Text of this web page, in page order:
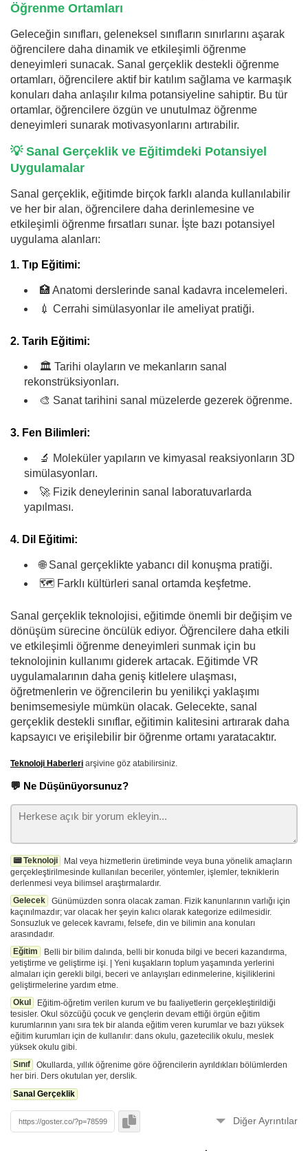
Öğrenme Ortamları
Geleceğin sınıfları, geleneksel sınıfların sınırlarını aşarak
öğrencilere daha dinamik ve etkileşimli öğrenme
deneyimleri sunacak. Sanal gerçeklik destekli öğrenme
ortamları, öğrencilere aktif bir katılım sağlama ve karmaşık
konuları daha anlaşılır kılma potansiyeline sahiptir. Bu tür
ortamlar, öğrencilere özgün ve unutulmaz öğrenme
deneyimleri sunarak motivasyonlarını artırabilir.
💡 Sanal Gerçeklik ve Eğitimdeki Potansiyel
Uygulamalar
Sanal gerçeklik, eğitimde birçok farklı alanda kullanılabilir
ve her bir alan, öğrencilere daha derinlemesine ve
etkileşimli öğrenme fırsatları sunar. İşte bazı potansiyel
uygulama alanları:
1. Tıp Eğitimi:
🏥 Anatomi derslerinde sanal kadavra incelemeleri.
💉 Cerrahi simülasyonlar ile ameliyat pratiği.
2. Tarih Eğitimi:
🏛️ Tarihi olayların ve mekanların sanal
rekonstrüksiyonları.
🎨 Sanat tarihini sanal müzelerde gezerek öğrenme.
3. Fen Bilimleri:
🔬 Moleküler yapıların ve kimyasal reaksiyonların 3D
simülasyonları.
🚀 Fizik deneylerinin sanal laboratuvarlarda
yapılması.
4. Dil Eğitimi:
🌐 Sanal gerçeklikte yabancı dil konuşma pratiği.
🗺️ Farklı kültürleri sanal ortamda keşfetme.
Sanal gerçeklik teknolojisi, eğitimde önemli bir değişim ve
dönüşüm sürecine öncülük ediyor. Öğrencilere daha etkili
ve etkileşimli öğrenme deneyimleri sunmak için bu
teknolojinin kullanımı giderek artacak. Eğitimde VR
uygulamalarının daha geniş kitlelere ulaşması,
öğretmenlerin ve öğrencilerin bu yenilikçi yaklaşımı
benimsemesiyle mümkün olacak. Gelecekte, sanal
gerçeklik destekli sınıflar, eğitimin kalitesini artırarak daha
kapsayıcı ve erişilebilir bir öğrenme ortamı yaratacaktır.
Teknoloji Haberleri arşivine göz atabilirsiniz.
💬 Ne Düşünüyorsunuz?
📟 Teknoloji
Mal veya hizmetlerin üretiminde veya buna yönelik amaçların
gerçekleştirilmesinde kullanılan beceriler, yöntemler, işlemler, tekniklerin
derlenmesi veya bilimsel araştırmalardır.
Gelecek
Günümüzden sonra olacak zaman. Fizik kanunlarının varlığı için
kaçınılmazdır; var olacak her şeyin kalıcı olarak kategorize edilmesidir.
Sonsuzluk ve gelecek kavramı, felsefe, din ve bilimin ana konuları
arasındadır.
Eğitim
Belli bir bilim dalında, belli bir konuda bilgi ve beceri kazandırma,
yetiştirme ve geliştirme işi. | Yeni kuşakların toplum yaşamında yerlerini
almaları için gerekli bilgi, beceri ve anlayışları edinmelerine, kişiliklerini
geliştirmelerine yardım etme.
Okul
Eğitim-öğretim verilen kurum ve bu faaliyetlerin gerçekleştirildiği
tesisler. Okul sözcüğü çocuk ve gençlerin devam ettiği örgün eğitim
kurumlarının yanı sıra tek bir alanda eğitim veren kurumlar ve bazı yüksek
eğitim kurumları için de kullanılır: dans okulu, gazetecilik okulu, meslek
yüksek okulu gibi.
Sınıf
Okullarda, yıllık öğrenime göre öğrencilerin ayrıldıkları bölümlerden
her biri. Ders okutulan yer, derslik.
Sanal Gerçeklik
Diğer Ayrıntılar